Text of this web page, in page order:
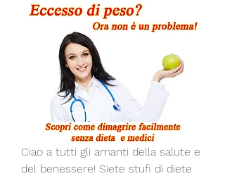
Ciao a tutti gli amanti della salute e
del benessere! Siete stufi di diete